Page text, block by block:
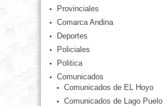
Provinciales
Comarca Andina
Deportes
Policiales
Politica
Comunicados
Comunicados de EL Hoyo
Comunicados de Lago Puelo